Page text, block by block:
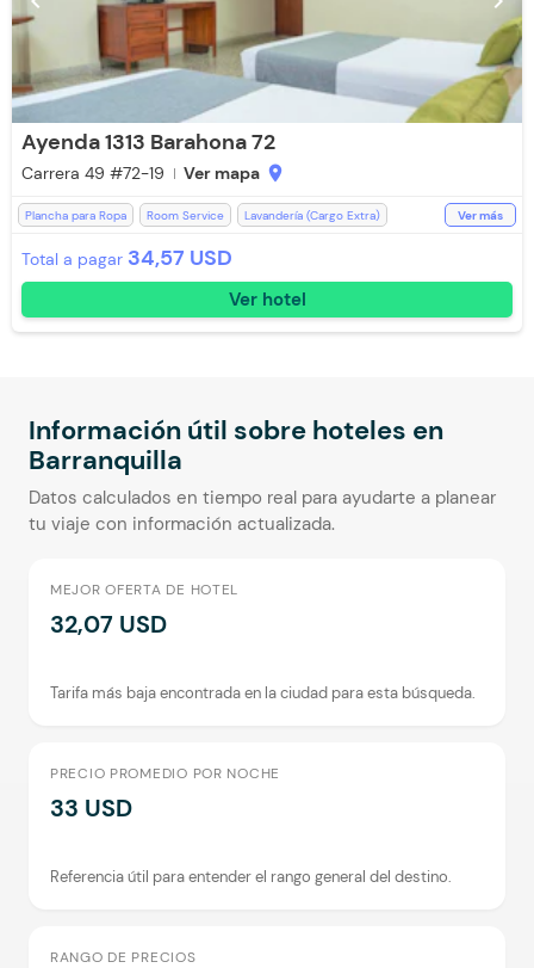
Ayenda 1313 Barahona 72
Carrera 49 #72-19 Ver mapa location_on
Plancha para Ropa Room Service
Lavandería (Cargo Extra)
Teléfono
Recepción de 24 horas
Restaurante
Toallas Escritorio
Aceptan Niños
Ver más
Total a pagar 34,57 USD
Ver hotel
Información útil sobre hoteles en
Barranquilla
Datos calculados en tiempo real para ayudarte a planear
tu viaje con información actualizada.
MEJOR OFERTA DE HOTEL
32,07 USD
Tarifa más baja encontrada en la ciudad para esta búsqueda.
PRECIO PROMEDIO POR NOCHE
33 USD
Referencia útil para entender el rango general del destino.
RANGO DE PRECIOS